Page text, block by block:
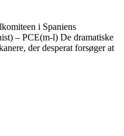
i Spaniens
– PCE(m-l) De dramatiske
der desperat forsøger at